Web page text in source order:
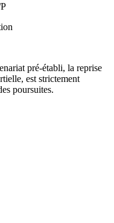
pré-établi, la reprise
est strictement
poursuites.